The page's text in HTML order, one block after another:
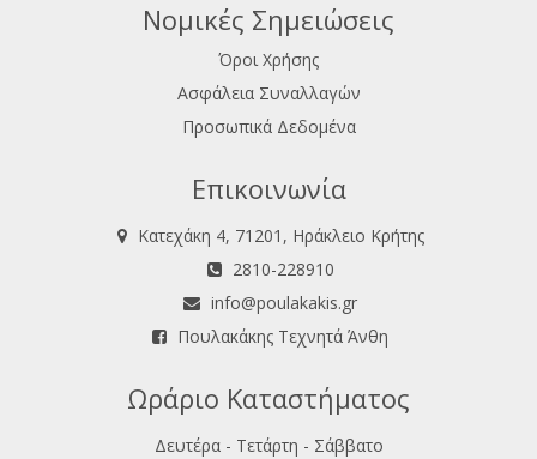
Νομικές Σημειώσεις
Όροι Χρήσης
Ασφάλεια Συναλλαγών
Προσωπικά Δεδομένα
Επικοινωνία
Κατεχάκη 4, 71201, Ηράκλειο Κρήτης
2810-228910
info@poulakakis.gr
Πουλακάκης Τεχνητά Άνθη
Ωράριο Καταστήματος
Δευτέρα - Τετάρτη - Σάββατο